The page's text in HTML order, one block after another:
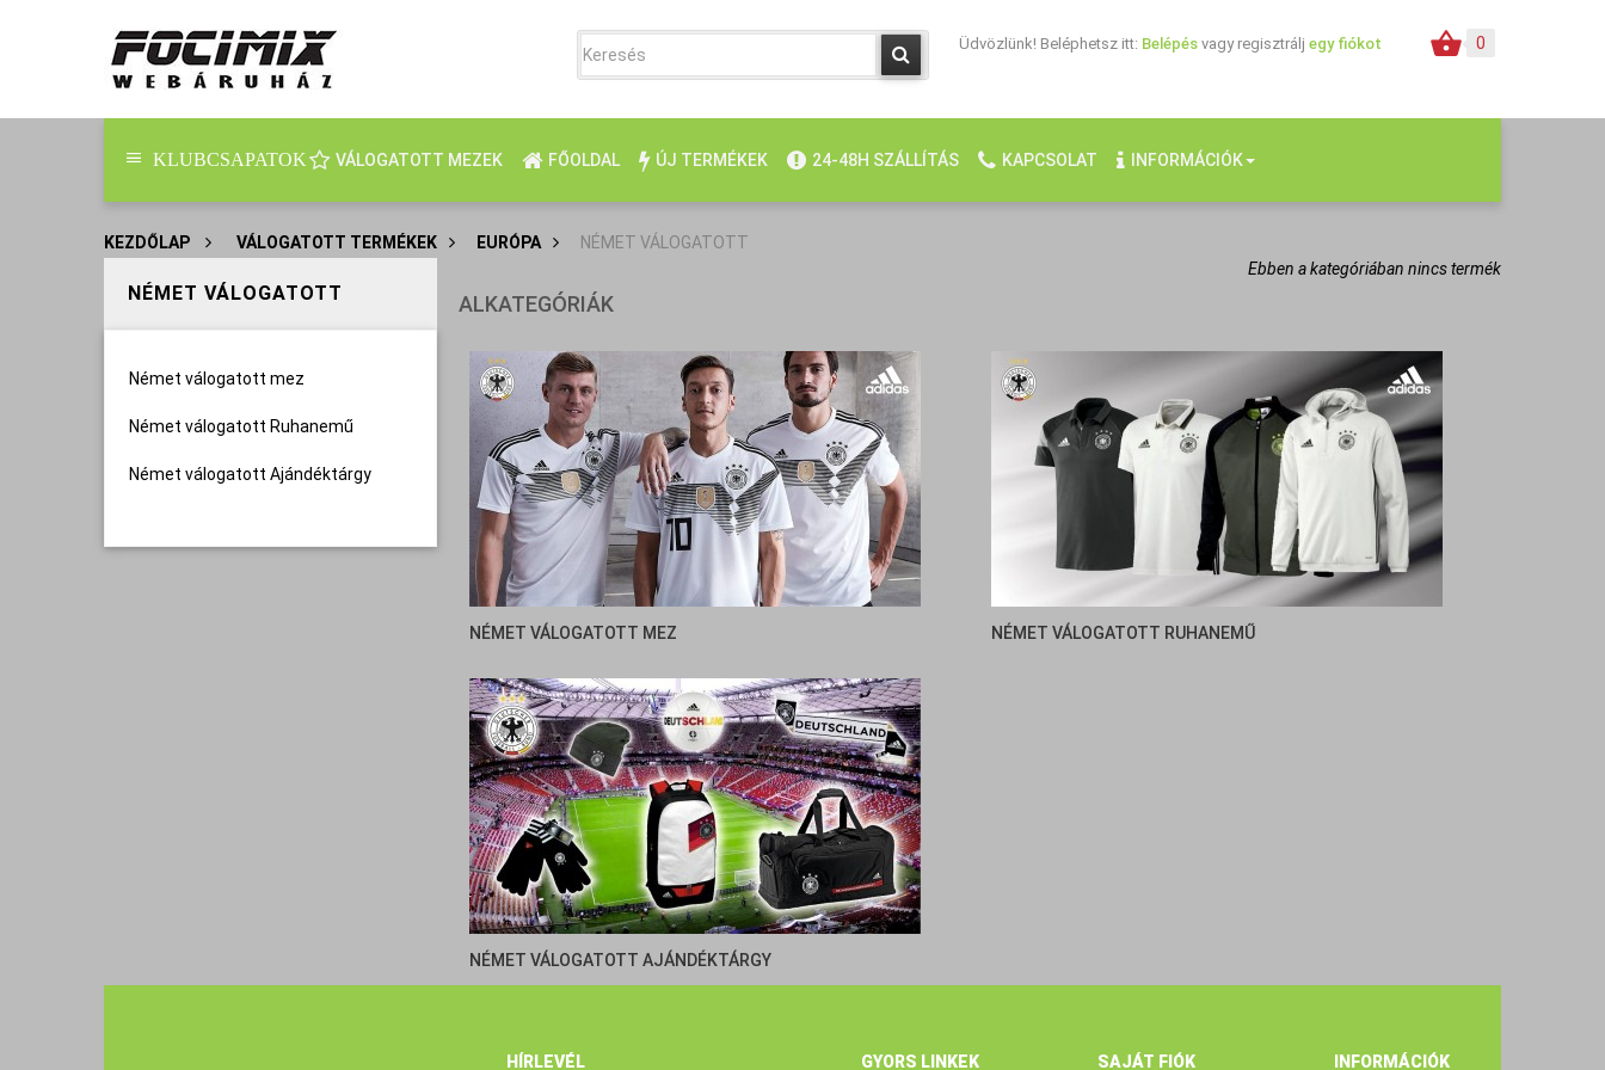
0
Üdvözlünk! Beléphetsz itt: Belépés vagy regisztrálj egy fiókot
KLUBCSAPATOK VÁLOGATOTT MEZEK FŐOLDAL ÚJ TERMÉKEK 24-48H SZÁLLÍTÁS KAPCSOLAT INFORMÁCIÓK
KEZDŐLAP > VÁLOGATOTT TERMÉKEK > EURÓPA > NÉMET VÁLOGATOTT
NÉMET VÁLOGATOTT
Német válogatott mez
Német válogatott Ruhanemű
Német válogatott Ajándéktárgy
Ebben a kategóriában nincs termék
ALKATEGÓRIÁK
NÉMET VÁLOGATOTT MEZ NÉMET VÁLOGATOTT RUHANEMŰ
NÉMET VÁLOGATOTT AJÁNDÉKTÁRGY
HÍRLEVÉL GYORS LINKEK SAJÁT FIÓK INFORMÁCIÓK